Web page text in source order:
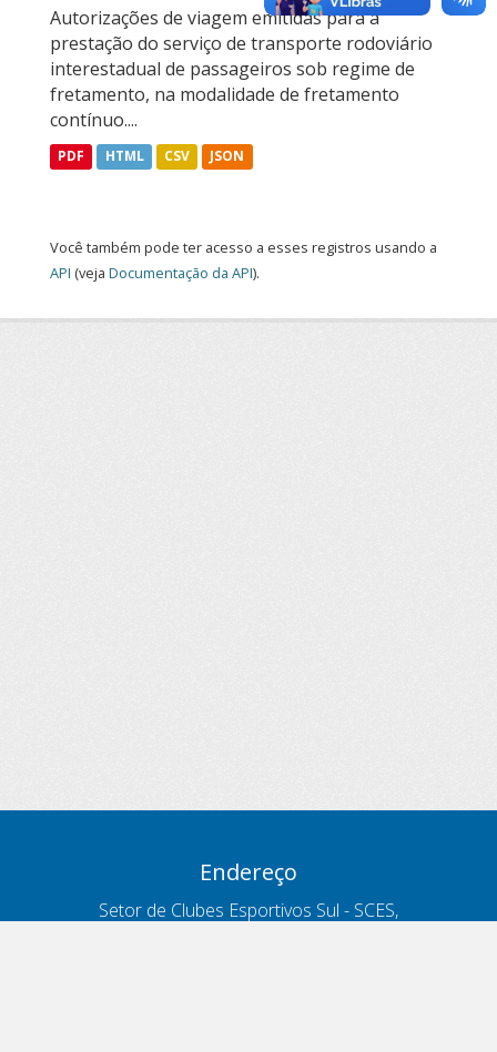
Autorizações de viagem emitidas para a
prestação do serviço de transporte rodoviário
interestadual de passageiros sob regime de
fretamento, na modalidade de fretamento
contínuo....
PDF HTML CSV JSON
Você também pode ter acesso a esses registros usando a
API (veja Documentação da API).
Endereço
Setor de Clubes Esportivos Sul - SCES,